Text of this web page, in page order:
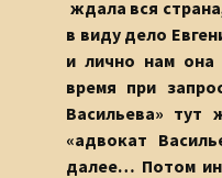
ждала вся
в виду дело
и лично нам она
время при
Васильева» тут
«адвокат
далее… Потом